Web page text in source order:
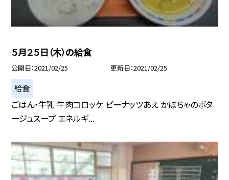
５月２５日（木）の給食
公開日 2021/02/25 更新日 2021/02/25
給食
ごはん・牛乳 牛肉コロッケ ピーナッツあえ かぼちゃのポタ
ージュスープ エネルギ...